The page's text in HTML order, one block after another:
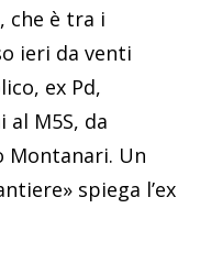
che è tra i
ieri da venti
ex Pd,
M5S, da
Montanari. Un
spiega l’ex